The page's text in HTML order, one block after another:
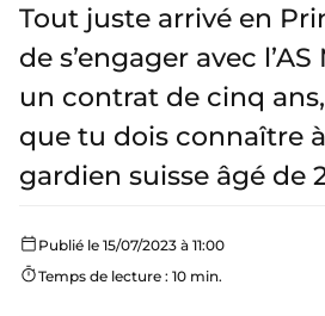
Tout juste arrivé en
de s’engager avec
un contrat de cinq
que tu dois connaître
gardien suisse âgé de
Publié le 15/07/2023 à 11:00
Temps de lecture : 10 min.